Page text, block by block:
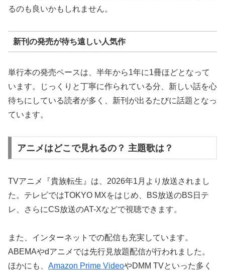
るのも良いかもしれません。
新刊の発売が待ち遠しい人気作
単行本の発売ペースは、半年から1年に1冊ほどとなって
います。じっくりと丁寧に作られている分、新しい話を心
待ちにしている読者が多く、新刊が出るたびに話題となっ
ています。
アニメはどこで見れるの？ 主題歌は？
TVアニメ『貴族転生』は、2026年1月より放送されまし
た。テレビではTOKYO MXをはじめ、BS放送のBS日テ
レ、さらにCS放送のAT-Xなどで視聴できます。
また、インターネットでの配信も充実しています。
ABEMAやdアニメでは先行見放題配信が行われました。
ほかにも、 Amazon Prime VideoやDMM TVといった多く